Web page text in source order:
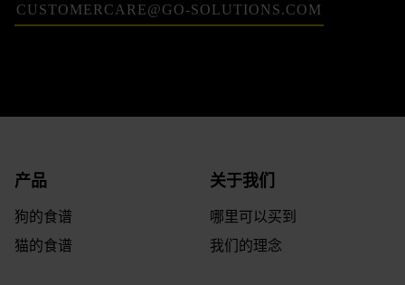
CUSTOMERCARE@GO-SOLUTIONS.COM
产品
狗的食谱
猫的食谱
关于我们
哪里可以买到
我们的理念